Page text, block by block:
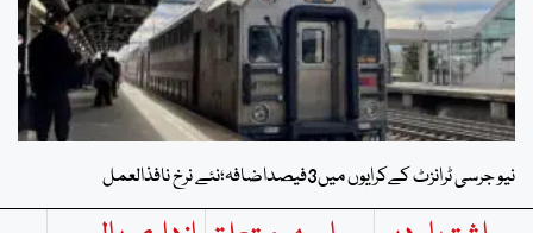
نیو جرسی ٹرانزٹ کےکرایوں میں3فیصداضافہ؛نئے نرخ نافذالعمل